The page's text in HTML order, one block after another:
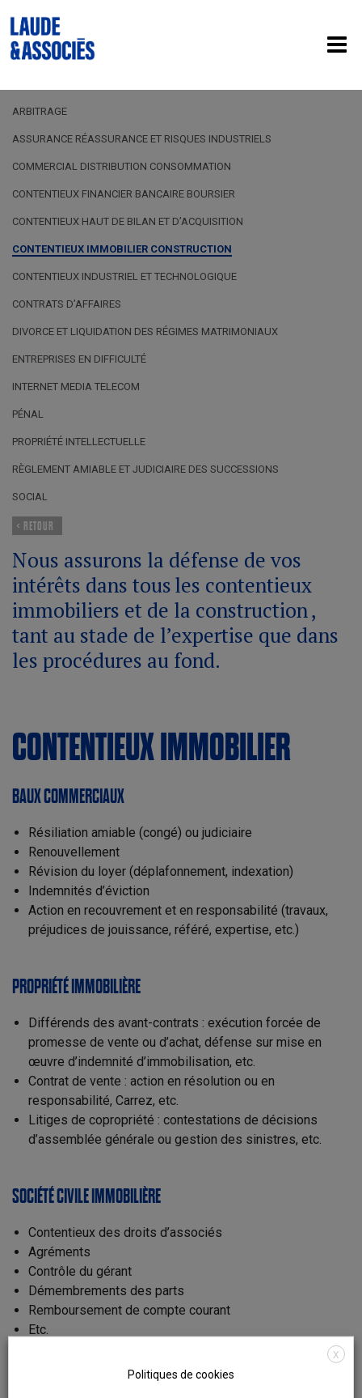
ARBITRAGE
ASSURANCE RÉASSURANCE ET RISQUES INDUSTRIELS
COMMERCIAL DISTRIBUTION CONSOMMATION
CONTENTIEUX FINANCIER BANCAIRE BOURSIER
CONTENTIEUX HAUT DE BILAN ET D’ACQUISITION
CONTENTIEUX IMMOBILIER CONSTRUCTION
CONTENTIEUX INDUSTRIEL ET TECHNOLOGIQUE
CONTRATS D’AFFAIRES
DIVORCE ET LIQUIDATION DES RÉGIMES MATRIMONIAUX
ENTREPRISES EN DIFFICULTÉ
INTERNET MEDIA TELECOM
PÉNAL
PROPRIÉTÉ INTELLECTUELLE
RÈGLEMENT AMIABLE ET JUDICIAIRE DES SUCCESSIONS
SOCIAL
< RETOUR
Nous assurons la défense de vos
intérêts dans tousles contentieux
immobiliers et de la construction,
tant au stade de l’expertise que dans
les procédures au fond.
CONTENTIEUX IMMOBILIER
BAUX COMMERCIAUX
Résiliation amiable (congé) ou judiciaire
Renouvellement
Révision du loyer (déplafonnement, indexation)
Indemnités d’éviction
Action en recouvrement et en responsabilité (travaux,
préjudices de jouissance, référé, expertise, etc.)
PROPRIÉTÉ IMMOBILIÈRE
Différends des avant-contrats : exécution forcée de
promesse de vente ou d’achat, défense sur mise en
œuvre d’indemnité d’immobilisation, etc.
Contrat de vente : action en résolution ou en
responsabilité, Carrez, etc.
Litiges de copropriété : contestations de décisions
d’assemblée générale ou gestion des sinistres, etc.
SOCIÉTÉ CIVILE IMMOBILIÈRE
Contentieux des droits d’associés
Agréments
Contrôle du gérant
Démembrements des parts
Remboursement de compte courant
Etc.
X
Politiques de cookies